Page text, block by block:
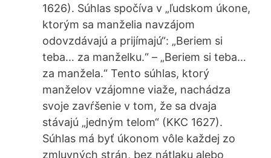
1626). Súhlas spočíva v „ľudskom úkone,
ktorým sa manželia navzájom
odovzdávajú a prijímajú“: „Beriem si
teba… za manželku.“ – „Beriem si teba…
za manžela.“ Tento súhlas, ktorý
manželov vzájomne viaže, nachádza
svoje zavŕšenie v tom, že sa dvaja
stávajú „jedným telom“ (KKC 1627).
Súhlas má byť úkonom vôle každej zo
zmluvných strán, bez nátlaku alebo